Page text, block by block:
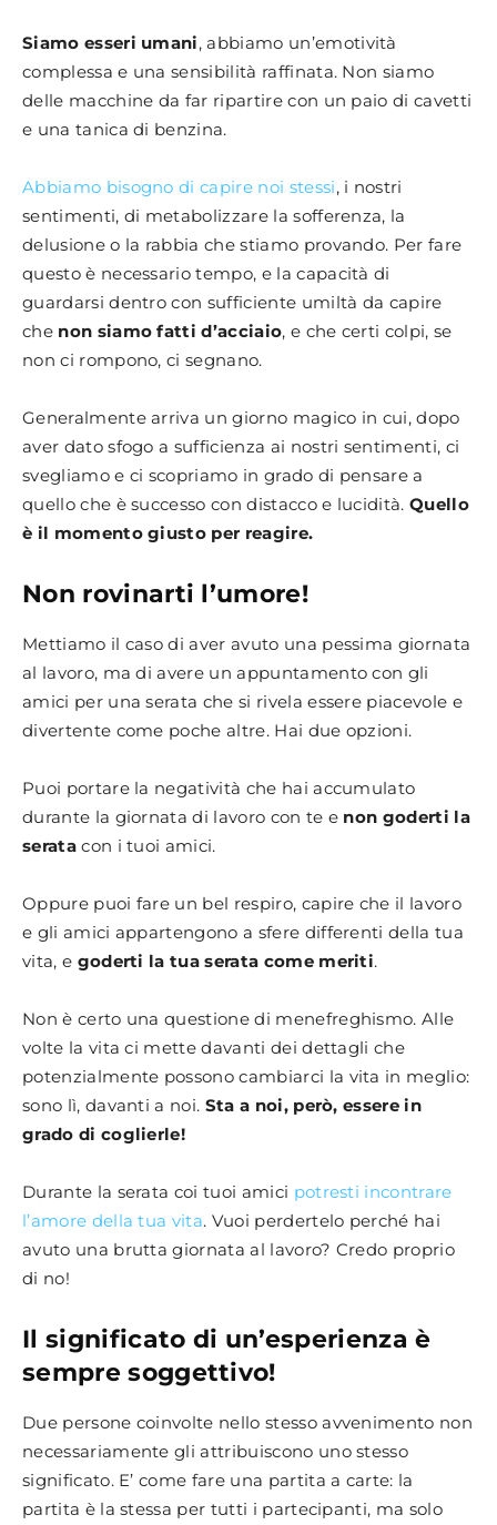
Siamo esseri umani, abbiamo un’emotività
complessa e una sensibilità raffinata. Non siamo
delle macchine da far ripartire con un paio di cavetti
e una tanica di benzina.
Abbiamo bisogno di capire noi stessi, i nostri
sentimenti, di metabolizzare la sofferenza, la
delusione o la rabbia che stiamo provando. Per fare
questo è necessario tempo, e la capacità di
guardarsi dentro con sufficiente umiltà da capire
che non siamo fatti d’acciaio, e che certi colpi, se
non ci rompono, ci segnano.
Generalmente arriva un giorno magico in cui, dopo
aver dato sfogo a sufficienza ai nostri sentimenti, ci
svegliamo e ci scopriamo in grado di pensare a
quello che è successo con distacco e lucidità.Quello
è il momento giusto per reagire.
Non rovinarti l’umore!
Mettiamo il caso di aver avuto una pessima giornata
al lavoro, ma di avere un appuntamento con gli
amici per una serata che si rivela essere piacevole e
divertente come poche altre. Hai due opzioni.
Puoi portare la negatività che hai accumulato
durante la giornata di lavoro con te e non goderti la
seratacon i tuoi amici.
Oppure puoi fare un bel respiro, capire che il lavoro
e gli amici appartengono a sfere differenti della tua
vita, e goderti la tua serata come meriti.
Non è certo una questione di menefreghismo. Alle
volte la vita ci mette davanti dei dettagli che
potenzialmente possono cambiarci la vita in meglio:
sono lì, davanti a noi. Sta a noi, però, essere in
grado di coglierle!
Durante la serata coi tuoi amici potresti incontrare
l’amore della tua vita. Vuoi perdertelo perché hai
avuto una brutta giornata al lavoro? Credo proprio
di no!
Il significato di un’esperienza è
sempre soggettivo!
Due persone coinvolte nello stesso avvenimento non
necessariamente gli attribuiscono uno stesso
significato. E’ come fare una partita a carte: la
partita è la stessa per tutti i partecipanti, ma solo